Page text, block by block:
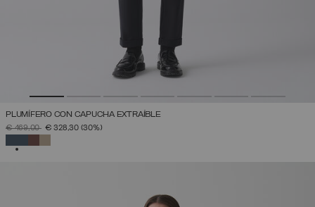
PLUMÍFERO CON CAPUCHA EXTRAÍBLE
PRECIO REBAJADO DE
€ 469,00A€ 328,30 (30%)